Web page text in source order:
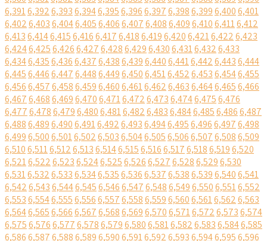
6,3916,3926,3936,3946,3956,3966,3976,3986,3996,4006,401
6,4026,4036,4046,4056,4066,4076,4086,4096,4106,4116,412
6,4136,4146,4156,4166,4176,4186,4196,4206,4216,4226,423
6,4246,4256,4266,4276,4286,4296,4306,4316,4326,433
6,4346,4356,4366,4376,4386,4396,4406,4416,4426,4436,444
6,4456,4466,4476,4486,4496,4506,4516,4526,4536,4546,455
6,4566,4576,4586,4596,4606,4616,4626,4636,4646,4656,466
6,4676,4686,4696,4706,4716,4726,4736,4746,4756,476
6,4776,4786,4796,4806,4816,4826,4836,4846,4856,4866,487
6,4886,4896,4906,4916,4926,4936,4946,4956,4966,4976,498
6,4996,5006,5016,5026,5036,5046,5056,5066,5076,5086,509
6,5106,5116,5126,5136,5146,5156,5166,5176,5186,5196,520
6,5216,5226,5236,5246,5256,5266,5276,5286,5296,530
6,5316,5326,5336,5346,5356,5366,5376,5386,5396,5406,541
6,5426,5436,5446,5456,5466,5476,5486,5496,5506,5516,552
6,5536,5546,5556,5566,5576,5586,5596,5606,5616,5626,563
6,5646,5656,5666,5676,5686,5696,5706,5716,5726,5736,574
6,5756,5766,5776,5786,5796,5806,5816,5826,5836,5846,585
6,5866,5876,5886,5896,5906,5916,5926,5936,5946,5956,596